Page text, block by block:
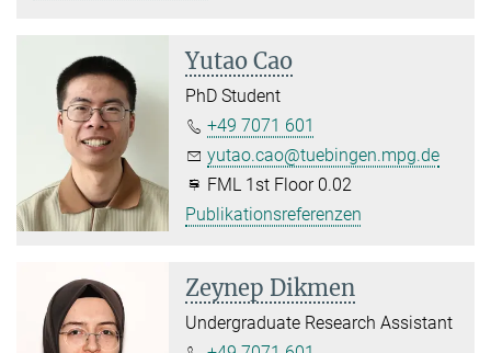
Yutao Cao
PhD Student
+49 7071 601
yutao.cao@tuebingen.mpg.de
FML 1st Floor 0.02
Publikationsreferenzen
Zeynep Dikmen
Undergraduate Research Assistant